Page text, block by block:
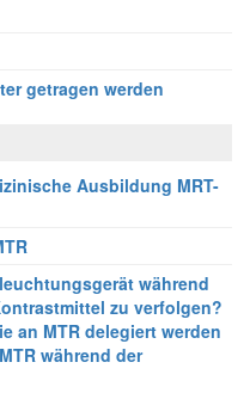
getragen werden
Ausbildung MRT-
während
zu verfolgen?
an MTR delegiert werden
während der